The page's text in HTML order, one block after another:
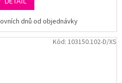
dnů od objednávky
Kód: 103150.102-D/XS